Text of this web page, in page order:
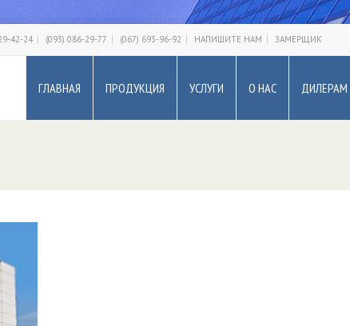
42-24 (093) 086-29-77 (067) 693-96-92 НАПИШИТЕ НАМ ЗАМЕРЩИК
ГЛАВНАЯ ПРОДУКЦИЯ УСЛУГИ О НАС ДИЛЕРАМ